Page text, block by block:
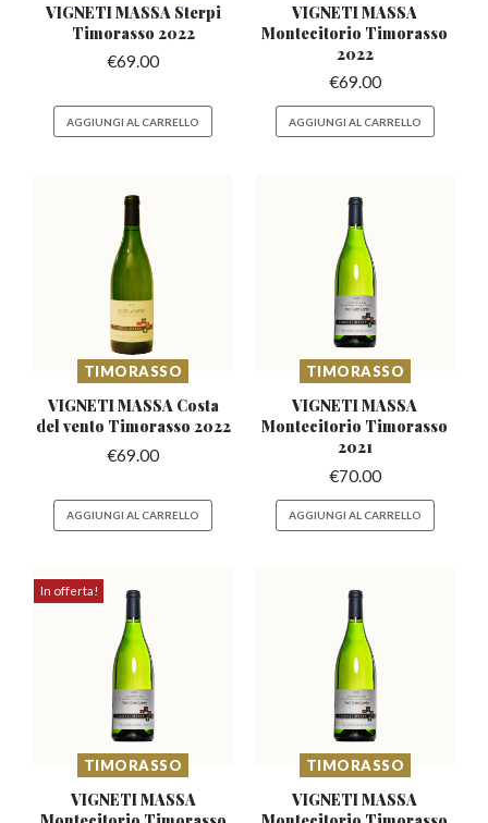
VIGNETI MASSA Sterpi
Timorasso 2022
€69.00
AGGIUNGI AL CARRELLO
VIGNETI MASSA
Montecitorio Timorasso
2022
€69.00
AGGIUNGI AL CARRELLO
TIMORASSO
VIGNETI MASSA Costa
del vento Timorasso 2022
€69.00
AGGIUNGI AL CARRELLO
TIMORASSO
VIGNETI MASSA
Montecitorio Timorasso
2021
€70.00
AGGIUNGI AL CARRELLO
In offerta!
TIMORASSO
VIGNETI MASSA
TIMORASSO
VIGNETI MASSA